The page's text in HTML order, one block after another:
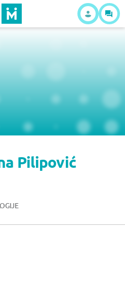
Pilipović